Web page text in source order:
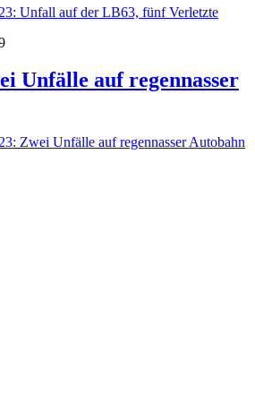
Unfall auf der LB63, fünf Verletzte
Unfälle auf regennasser
Zwei Unfälle auf regennasser Autobahn